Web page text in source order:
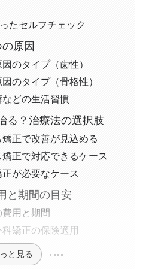
たセルフチェック
原因
のタイプ（歯性）
のタイプ（骨格性）
どの生活習慣
る？治療法の選択肢
正で改善が見込める
正で対応できるケース
が必要なケース
と期間の目安
用と期間
矯正の保険適用
と見る